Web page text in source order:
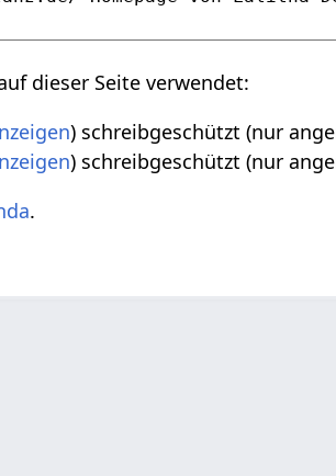
dieser Seite verwendet:
) schreibgeschützt (nur
) schreibgeschützt (nur
.